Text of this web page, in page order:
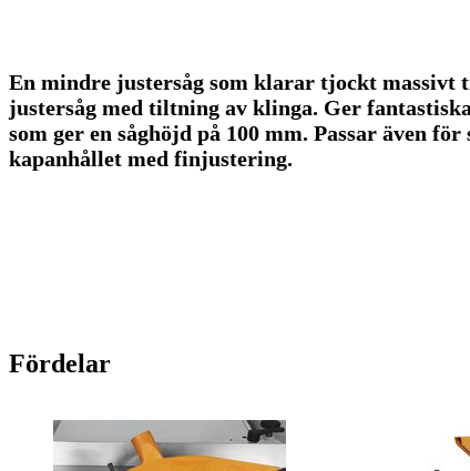
En mindre justersåg som klarar tjockt massivt
justersåg med tiltning av klinga. Ger
som ger en såghöjd på 100 mm. Passar även
kapanhållet med finjustering.
Fördelar